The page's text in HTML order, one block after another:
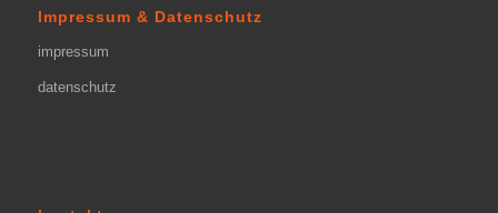
Impressum & Datenschutz
impressum
datenschutz